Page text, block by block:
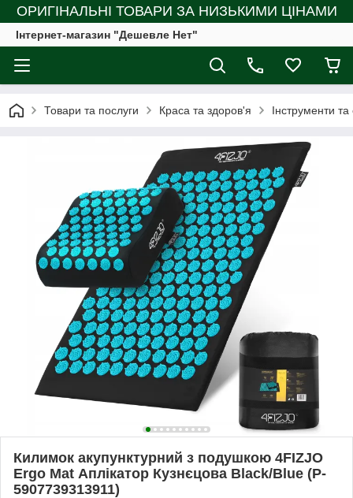
ОРИГІНАЛЬНІ ТОВАРИ ЗА НИЗЬКИМИ ЦІНАМИ
Інтернет-магазин "Дешевле Нет"
Товари та послуги Краса та здоров'я Інструменти
Килимок акупунктурний з подушкою 4FIZJO
Ergo Mat Аплікатор Кузнєцова Black/Blue (P-
5907739313911)